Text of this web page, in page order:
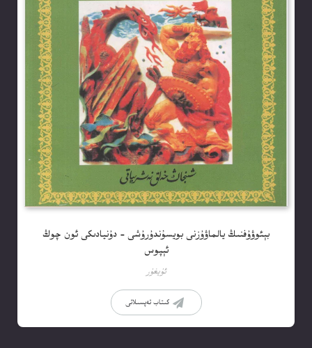
بېئوۋۇفنىڭ يالماۋۇزنى بويسۇندۇرۇشى – دۇنيادىكى ئون چوڭ
ئېپوس
ئۇيغۇر
كىتاب تەپسىلاتى